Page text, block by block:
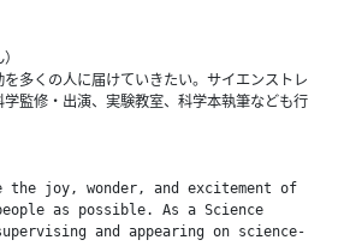
多くの人に届けていきたい。サイエンストレ
監修・出演、実験教室、科学本執筆なども行
the joy, wonder, and excitement of
as possible. As a Science
and appearing on science-